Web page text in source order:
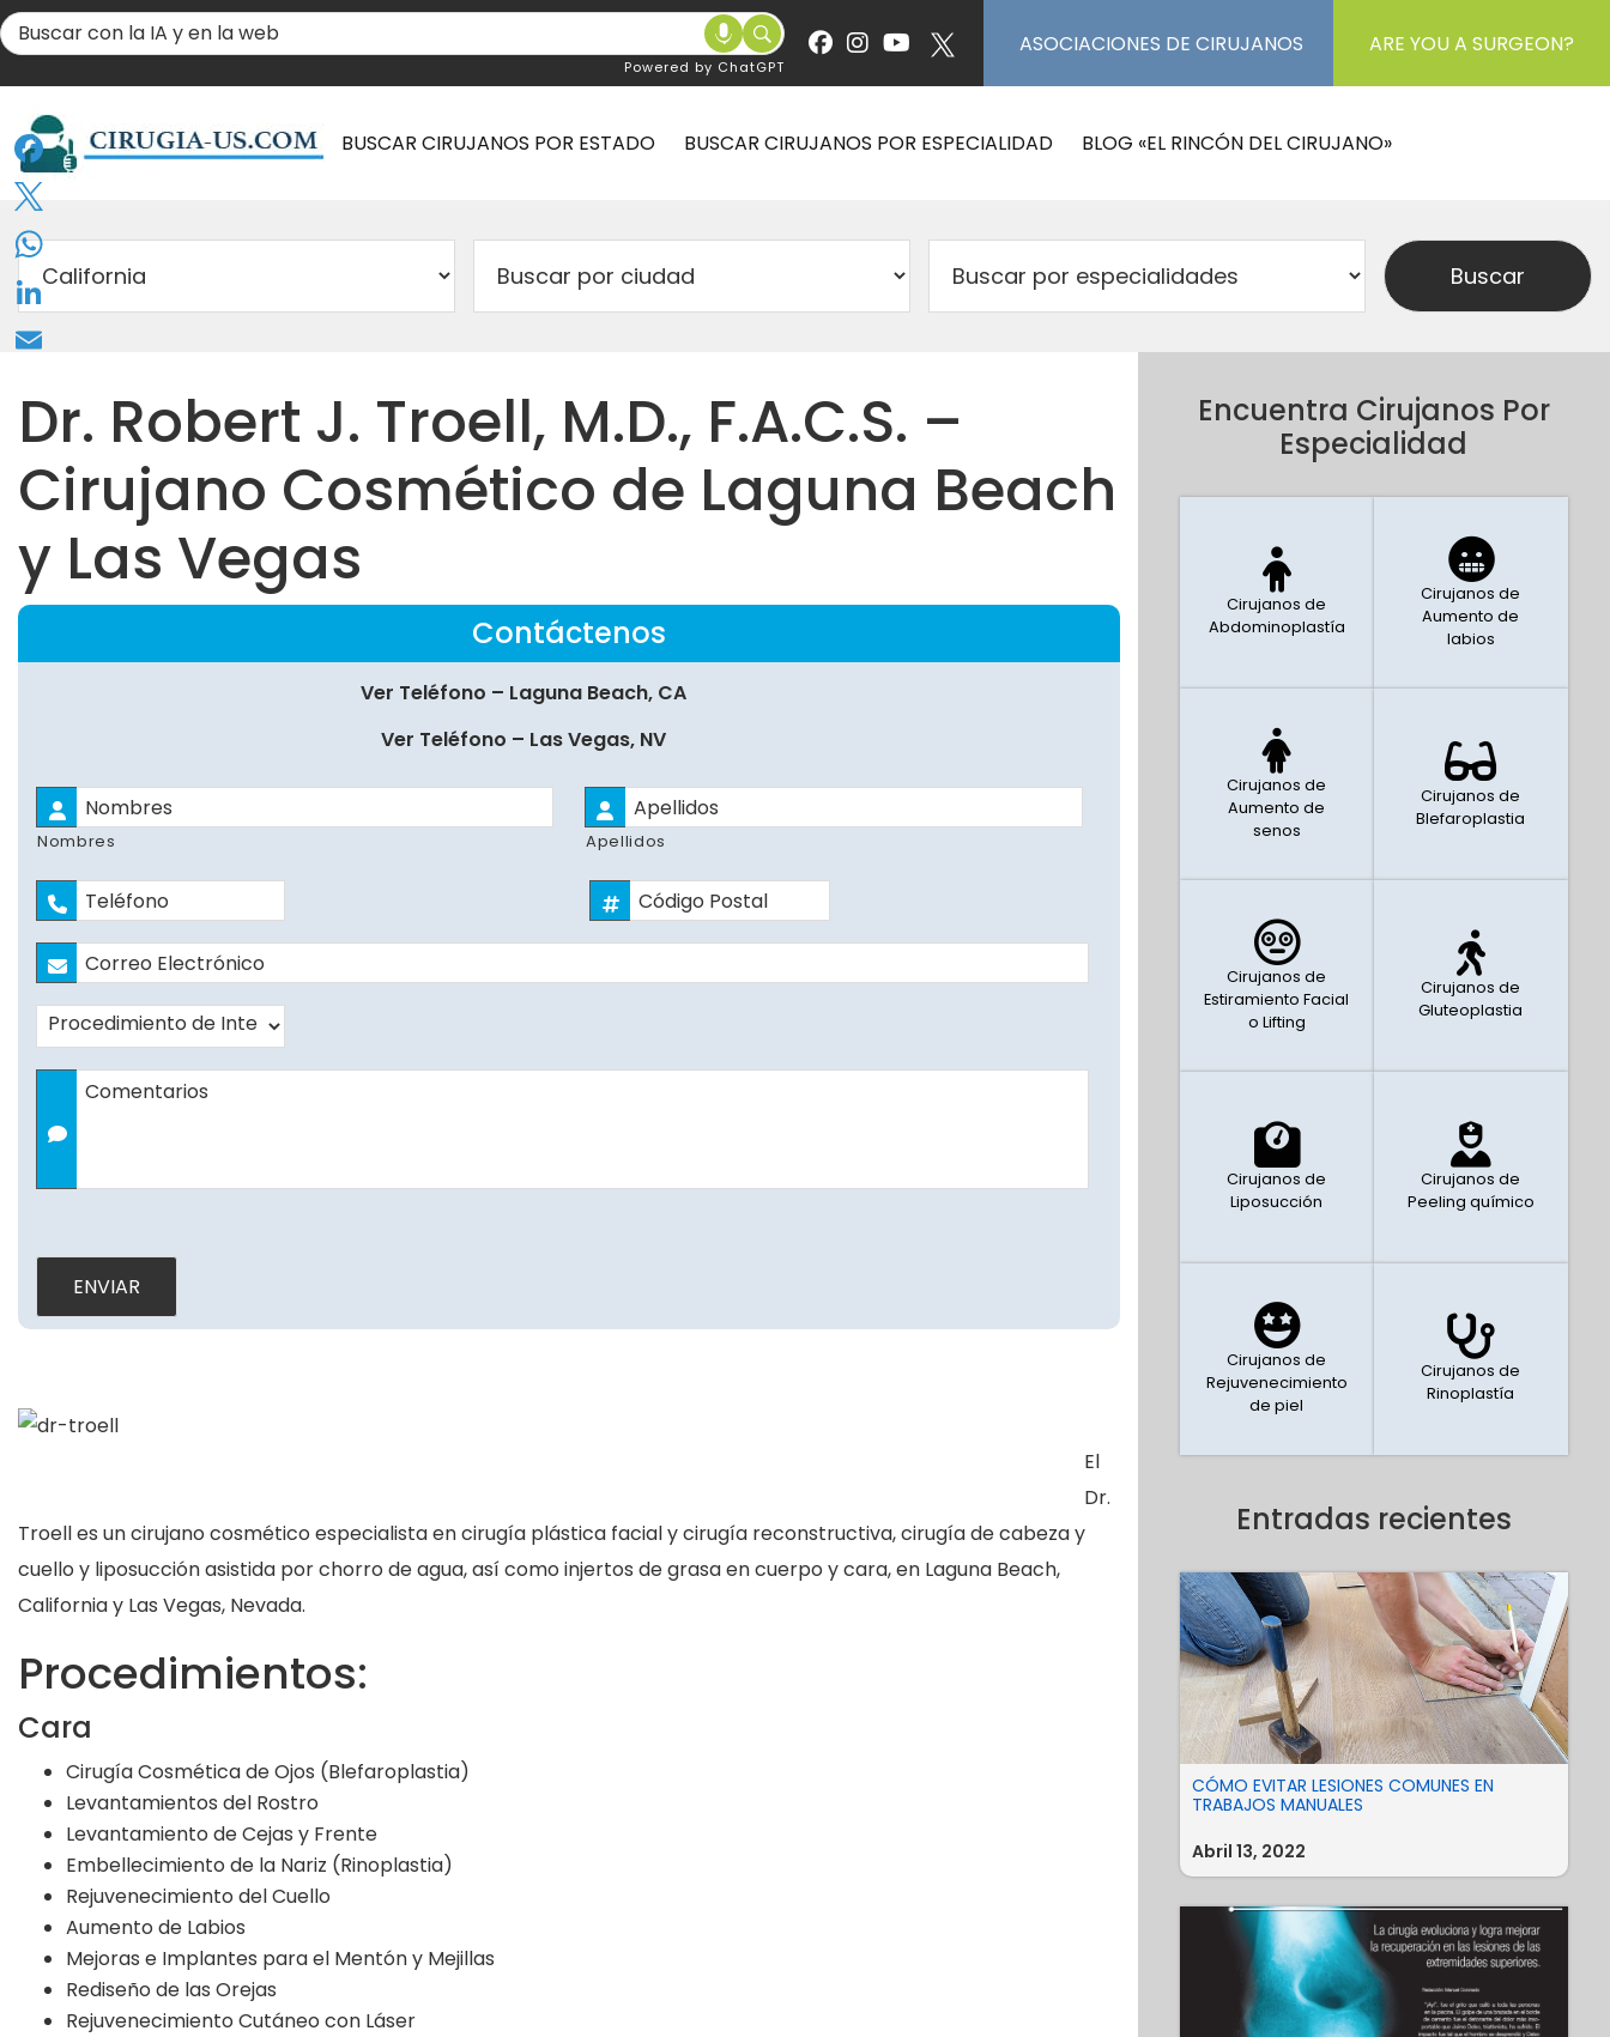
Powered by ChatGPT
ASOCIACIONES DE CIRUJANOS ARE YOU A SURGEON?
BUSCAR CIRUJANOS POR ESTADO BUSCAR CIRUJANOS POR ESPECIALIDAD BLOG «EL RINCÓN DEL CIRUJANO»
Dr. Robert J. Troell, M.D., F.A.C.S. –
Cirujano Cosmético de Laguna Beach
y Las Vegas
Contáctenos
Ver Teléfono – Laguna Beach, CA
Ver Teléfono – Las Vegas, NV
*
Nombres Apellidos
Teléfono
*
Código
Postal
Correo
Electrónico
*
Procedimiento
de
Interés
Comentarios
El
Dr.
Troell es un cirujano cosmético especialista en cirugía plástica facial y cirugía reconstructiva, cirugía de cabeza y
cuello y liposucción asistida por chorro de agua, así como injertos de grasa en cuerpo y cara, en Laguna Beach,
California y Las Vegas, Nevada.
Procedimientos:
Cara
Cirugía Cosmética de Ojos (Blefaroplastia)
Levantamientos del Rostro
Levantamiento de Cejas y Frente
Embellecimiento de la Nariz (Rinoplastia)
Rejuvenecimiento del Cuello
Aumento de Labios
Mejoras e Implantes para el Mentón y Mejillas
Rediseño de las Orejas
Rejuvenecimiento Cutáneo con Láser
Encuentra Cirujanos Por
Especialidad
Cirujanos de
Abdominoplastía
Cirujanos de
Aumento de
labios
Cirujanos de
Aumento de
senos
Cirujanos de
Blefaroplastia
Cirujanos de
Estiramiento Facial
o Lifting
Cirujanos de
Gluteoplastia
Cirujanos de
Liposucción
Cirujanos de
Peeling químico
Cirujanos de
Rejuvenecimiento
de piel
Cirujanos de
Rinoplastía
Entradas recientes
CÓMO EVITAR LESIONES COMUNES EN
TRABAJOS MANUALES
Abril 13, 2022
Facebook
Twitter
WhatsApp
LinkedIn